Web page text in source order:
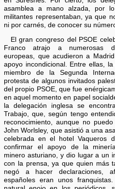
asamblea a mano alzada, por
militantes representaban, ya que
ni por carnés, de conocer su
El gran congreso del PSOE
Franco atrajo a numerosas
europeas, que acudieron a
apoyo incondicional. Entre ellas,
miembro de la Segunda
protesta de algunos invitados
del propio PSOE, que fue
en aquel momento en papel
la delegación inglesa se
Trabajo, que, según tengo
reconocimiento, aunque no
John Worlsley, que asistió a una
celebrada en el hotel Vaqueros
confirmar el apoyo de la
minero asturiano, y dio lugar a un
con la prensa, ya que quien más
negó a hacer declaraciones,
españoles eran unos